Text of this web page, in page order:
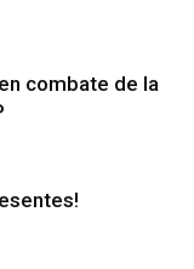
combate de la